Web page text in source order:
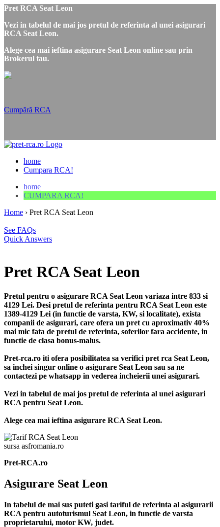
Pret RCA Seat Leon
Vezi in tabelul de mai jos pretul de referinta al unei asigurari
RCA Seat Leon.
Alege cea mai ieftina asigurare Seat Leon online sau prin
Brokerul tau.
Cumpără RCA
home
Cumpara RCA!
home
CUMPARA RCA!
Home › Pret RCA Seat Leon
See FAQs
Quick Answers
Pret RCA Seat Leon
Pretul pentru o asigurare RCA Seat Leon variaza intre 833 si
4129 Lei. Desi pretul de referinta pentru RCA Seat Leon este
1389-4129 Lei (in functie de varsta, KW, si localitate), exista
companii de asigurari, care ofera un pret cu aproximativ 40%
mai mic fata de pretul de referinta, soferilor fara accidente, in
functie de clasa bonus-malus.
Pret-rca.ro iti ofera posibilitatea sa verifici pret rca Seat Leon,
sa inchei singur online o asigurare Seat Leon sau sa ne
contactezi pe whatsapp in vederea incheierii unei asigurari.
Vezi in tabelul de mai jos pretul de referinta al unei asigurari
RCA pentru Seat Leon.
Alege cea mai ieftina asigurare RCA Seat Leon.
sursa asfromania.ro
Pret-RCA.ro
Asigurare Seat Leon
In tabelul de mai sus puteti gasi tariful de referinta al asigurarii
RCA pentru autoturismul Seat Leon, in functie de varsta
proprietarului, motor KW, judet.